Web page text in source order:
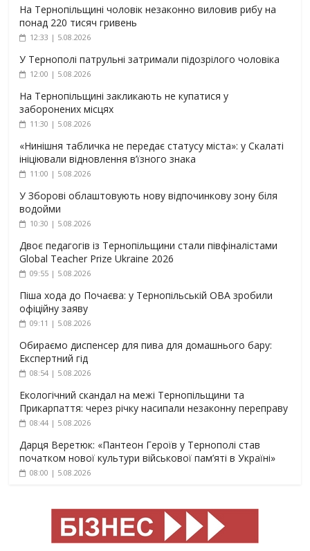
На Тернопільщині чоловік незаконно виловив рибу на
понад 220 тисяч гривень
12:33 | 5.08.2026
У Тернополі патрульні затримали підозрілого чоловіка
12:00 | 5.08.2026
На Тернопільщині закликають не купатися у
заборонених місцях
11:30 | 5.08.2026
«Нинішня табличка не передає статусу міста»: у Скалаті
ініціювали відновлення в’їзного знака
11:00 | 5.08.2026
У Зборові облаштовують нову відпочинкову зону біля
водойми
10:30 | 5.08.2026
Двоє педагогів із Тернопільщини стали півфіналістами
Global Teacher Prize Ukraine 2026
09:55 | 5.08.2026
Піша хода до Почаєва: у Тернопільській ОВА зробили
офіційну заяву
09:11 | 5.08.2026
Обираємо диспенсер для пива для домашнього бару:
Експертний гід
08:54 | 5.08.2026
Екологічний скандал на межі Тернопільщини та
Прикарпаття: через річку насипали незаконну переправу
08:44 | 5.08.2026
Дарця Веретюк: «Пантеон Героїв у Тернополі став
початком нової культури військової пам’яті в Україні»
08:00 | 5.08.2026